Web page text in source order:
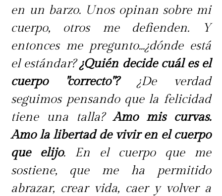
en un barzo. Unos opinan sobre mi
cuerpo, otros me defienden. Y
entonces me pregunto...¿dónde está
el estándar?¿Quién decide cuál es el
cuerpo "correcto"?¿De verdad
seguimos pensando que la felicidad
tiene una talla?Amo mis curvas.
Amo la libertad de vivir en el cuerpo
que elijo. En el cuerpo que me
sostiene, que me ha permitido
abrazar, crear vida, caer y volver a